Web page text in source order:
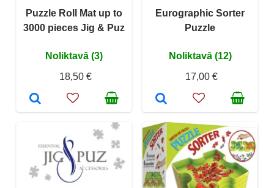
Puzzle Roll Mat up to
3000 pieces Jig & Puz
Noliktavā (3)
18,50 €
Eurographic Sorter
Puzzle
Noliktavā (12)
17,00 €